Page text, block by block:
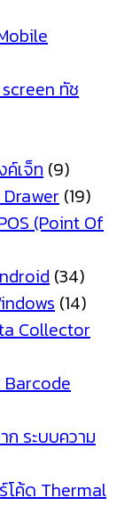
ทัช
ค์เจ็ท (9)
Drawer (19)
(Point Of
(34)
(14)
Collector
Barcode
ระบบความ
โค้ด Thermal